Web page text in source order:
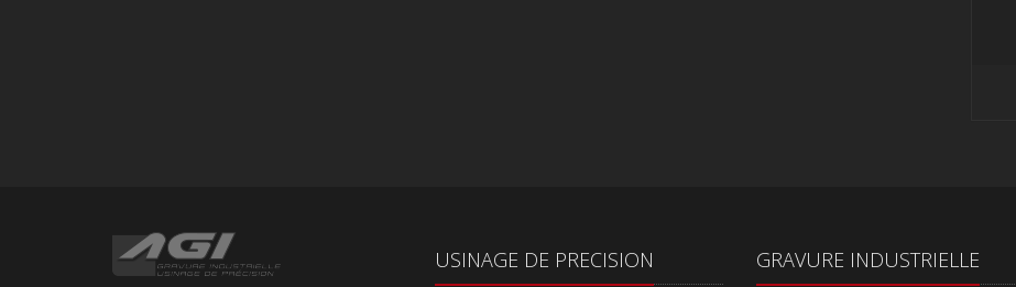
USINAGE DE PRECISION GRAVURE INDUSTRIELLE